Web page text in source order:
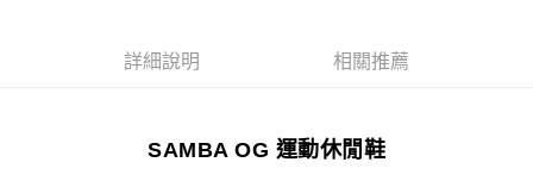
詳細說明 相關推薦
SAMBA OG 運動休閒鞋